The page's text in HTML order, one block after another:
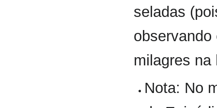
seladas
milagres na
Nota: No